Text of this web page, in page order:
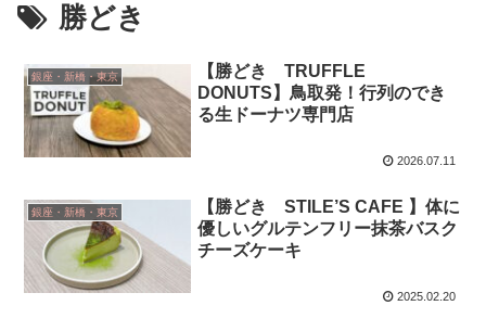
勝どき
銀座・新橋・東京
【勝どき TRUFFLE
DONUTS】鳥取発！行列のでき
る生ドーナツ専門店
2026.07.11
銀座・新橋・東京
【勝どき STILE’S CAFE 】体に
優しいグルテンフリー抹茶バスク
チーズケーキ
2025.02.20